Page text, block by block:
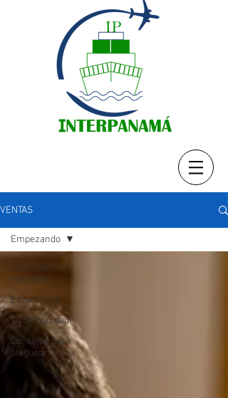
VENTAS
Todas las
entradas
Empezando
Tu comunidad
Consejos para
bloguear
Empezando